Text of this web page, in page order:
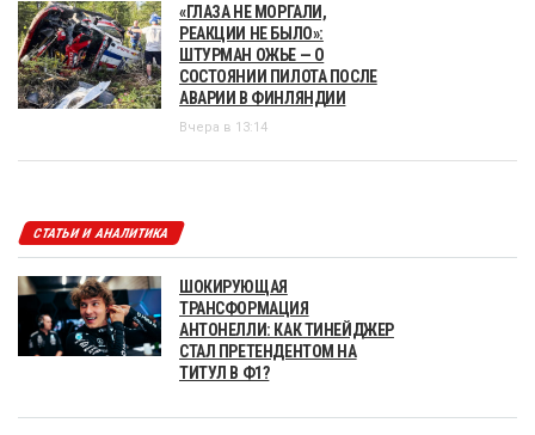
«ГЛАЗА НЕ МОРГАЛИ,
РЕАКЦИИ НЕ БЫЛО»:
ШТУРМАН ОЖЬЕ — О
СОСТОЯНИИ ПИЛОТА ПОСЛЕ
АВАРИИ В ФИНЛЯНДИИ
Вчера в 13:14
СТАТЬИ И АНАЛИТИКА
ШОКИРУЮЩАЯ
ТРАНСФОРМАЦИЯ
АНТОНЕЛЛИ: КАК ТИНЕЙДЖЕР
СТАЛ ПРЕТЕНДЕНТОМ НА
ТИТУЛ В Ф1?